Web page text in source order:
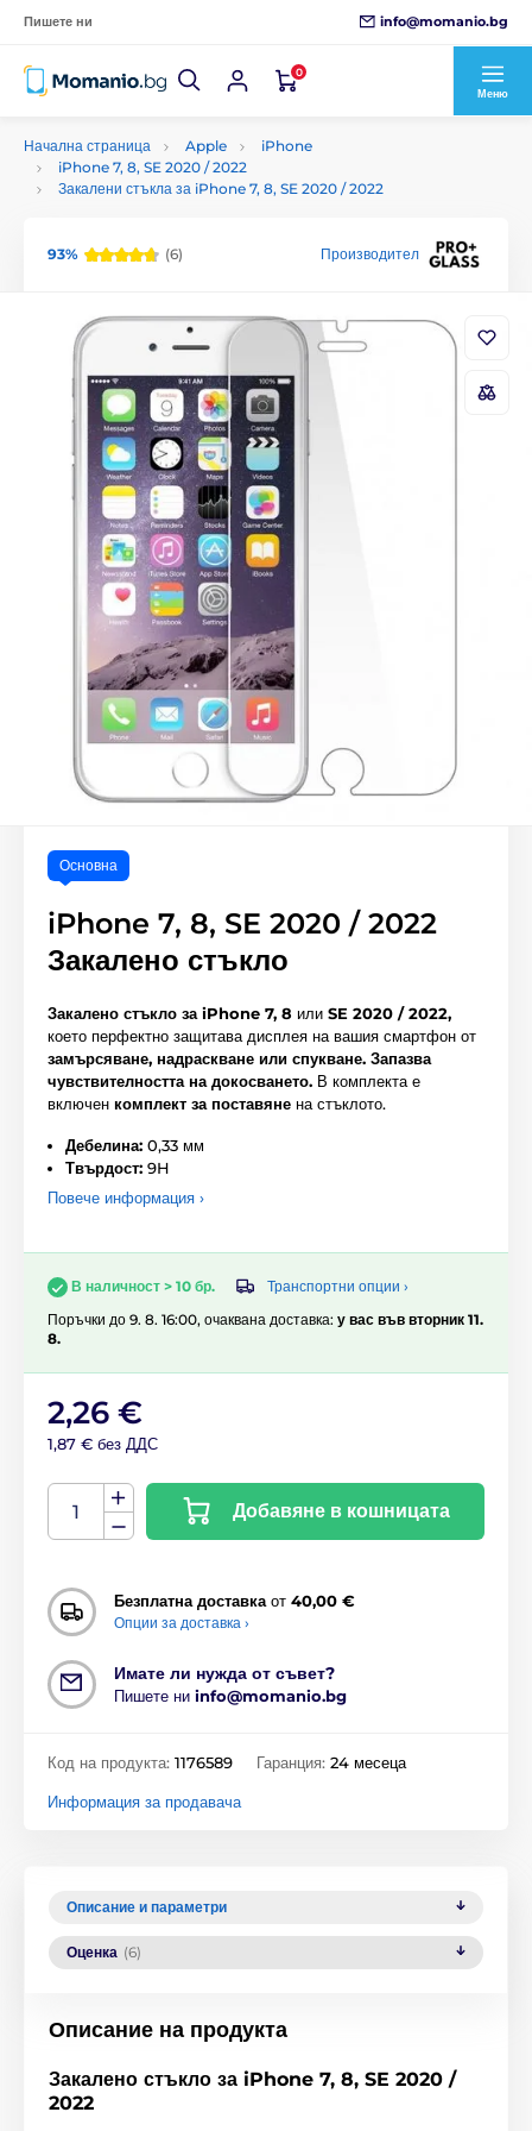
Пишете ни info@momanio.bg
0
Меню
Начална страница Apple
iPhone
iPhone 7, 8, SE 2020 / 2022
Закалени стъкла за iPhone 7, 8, SE 2020 / 2022
93% (6) Производител
Основна
iPhone 7, 8, SE 2020 / 2022
Закалено стъкло
Закалено стъкло за iPhone 7, 8 или SE 2020 / 2022,
което перфектно защитава дисплея на вашия смартфон от
замърсяване, надраскване или спукване. Запазва
чувствителността на докосването. В комплекта е
включен комплект за поставяне на стъклото.
Дебелина: 0,33 мм
Твърдост: 9H
Повече информация ›
В наличност > 10 бр.
Транспортни опции ›
Поръчки до 9. 8. 16:00, очаквана доставка: у вас във вторник 11.
8.
2,26 €
1,87 € без ДДС
Добавяне в кошницата
Безплатна доставка от 40,00 €
Опции за доставка ›
Имате ли нужда от съвет?
Пишете ни info@momanio.bg
Код на продукта: 1176589 Гаранция: 24 месеца
Информация за продавача
Описание и параметри
Оценка (6)
Описание на продукта
Закалено стъкло за iPhone 7, 8, SE 2020 /
2022